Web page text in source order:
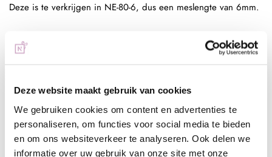
Deze website maakt gebruik van cookies
We gebruiken cookies om content en advertenties te
personaliseren, om functies voor social media te bieden
en om ons websiteverkeer te analyseren. Ook delen we
informatie over uw gebruik van onze site met onze
Deze is te verkrijgen in NE-80-6, dus een meslengte van 6mm.
Medical grade stainless steel, professional manual sharpening.
Staleks is opgericht al meer dan 20 jaar geleden in Kharkiv,
instrumenten en de lijn was beperkt tot schaartjes, vellentangen,
pincetten en cuticle pushers. Van alle modellen enkel 1
instrument. Inmiddels zijn er van iedere tool diverse soorten en
maten, voor iedere voorkeur. Er is zelfs gedacht aan rechts- en